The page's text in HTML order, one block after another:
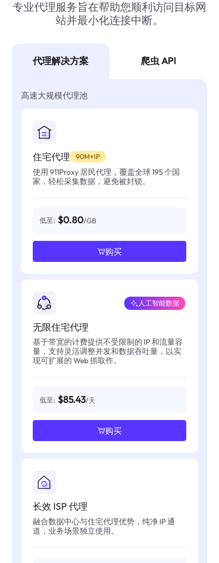
专业代理服务旨在帮助您顺利访问目标网
站并最小化连接中断。
代理解决方案 爬虫 API
高速大规模代理池
住宅代理 90M+IP
使用 911Proxy 居民代理，覆盖全球 195 个国
家，轻松采集数据，避免被封锁。
低至: $0.80/GB
购买
无限住宅代理
人工智能数据
基于带宽的计费提供不受限制的 IP 和流量容
量，支持灵活调整并发和数据吞吐量，以实
现可扩展的 Web 抓取作。
低至: $85.43/天
购买
长效 ISP 代理
融合数据中心与住宅代理优势，纯净 IP 通
道，业务场景独立使用。